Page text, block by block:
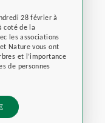
28 février à
coté de la
les associations
Nature vous ont
et l’importance
de personnes